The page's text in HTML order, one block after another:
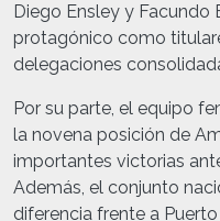
Diego Ensley y Facundo
protagónico como
delegaciones
Por su parte, el equipo
la novena posición de
importantes victorias
Además, el conjunto
diferencia frente a